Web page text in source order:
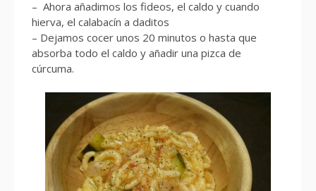
– Ahora añadimos los fideos, el caldo y cuando
hierva, el calabacín a daditos
– Dejamos cocer unos 20 minutos o hasta que
absorba todo el caldo y añadir una pizca de
cúrcuma.